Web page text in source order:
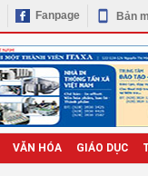
Fanpage Bản
VĂN HÓA GIÁO DỤC